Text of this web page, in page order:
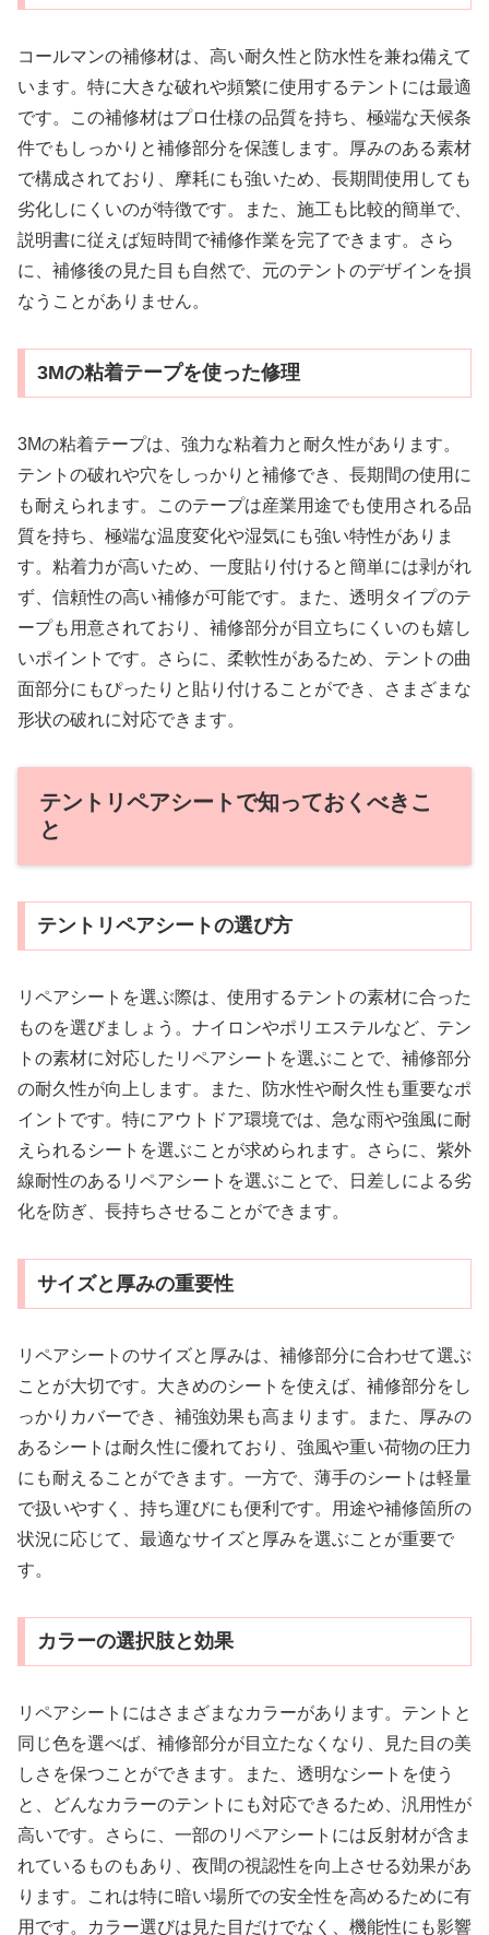
コールマンの補修材は、高い耐久性と防水性を兼ね備えて
います。特に大きな破れや頻繁に使用するテントには最適
です。この補修材はプロ仕様の品質を持ち、極端な天候条
件でもしっかりと補修部分を保護します。厚みのある素材
で構成されており、摩耗にも強いため、長期間使用しても
劣化しにくいのが特徴です。また、施工も比較的簡単で、
説明書に従えば短時間で補修作業を完了できます。さら
に、補修後の見た目も自然で、元のテントのデザインを損
なうことがありません。
3Mの粘着テープを使った修理
3Mの粘着テープは、強力な粘着力と耐久性があります。
テントの破れや穴をしっかりと補修でき、長期間の使用に
も耐えられます。このテープは産業用途でも使用される品
質を持ち、極端な温度変化や湿気にも強い特性がありま
す。粘着力が高いため、一度貼り付けると簡単には剥がれ
ず、信頼性の高い補修が可能です。また、透明タイプのテ
ープも用意されており、補修部分が目立ちにくいのも嬉し
いポイントです。さらに、柔軟性があるため、テントの曲
面部分にもぴったりと貼り付けることができ、さまざまな
形状の破れに対応できます。
テントリペアシートで知っておくべきこ
と
テントリペアシートの選び方
リペアシートを選ぶ際は、使用するテントの素材に合った
ものを選びましょう。ナイロンやポリエステルなど、テン
トの素材に対応したリペアシートを選ぶことで、補修部分
の耐久性が向上します。また、防水性や耐久性も重要なポ
イントです。特にアウトドア環境では、急な雨や強風に耐
えられるシートを選ぶことが求められます。さらに、紫外
線耐性のあるリペアシートを選ぶことで、日差しによる劣
化を防ぎ、長持ちさせることができます。
サイズと厚みの重要性
リペアシートのサイズと厚みは、補修部分に合わせて選ぶ
ことが大切です。大きめのシートを使えば、補修部分をし
っかりカバーでき、補強効果も高まります。また、厚みの
あるシートは耐久性に優れており、強風や重い荷物の圧力
にも耐えることができます。一方で、薄手のシートは軽量
で扱いやすく、持ち運びにも便利です。用途や補修箇所の
状況に応じて、最適なサイズと厚みを選ぶことが重要で
す。
カラーの選択肢と効果
リペアシートにはさまざまなカラーがあります。テントと
同じ色を選べば、補修部分が目立たなくなり、見た目の美
しさを保つことができます。また、透明なシートを使う
と、どんなカラーのテントにも対応できるため、汎用性が
高いです。さらに、一部のリペアシートには反射材が含ま
れているものもあり、夜間の視認性を向上させる効果があ
ります。これは特に暗い場所での安全性を高めるために有
用です。カラー選びは見た目だけでなく、機能性にも影響